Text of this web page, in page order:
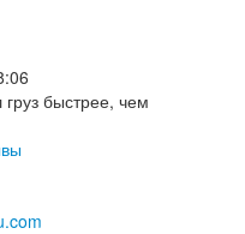
быстрее, чем